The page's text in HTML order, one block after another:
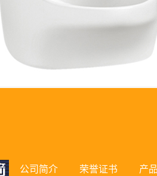
公司简介 荣誉证书 产